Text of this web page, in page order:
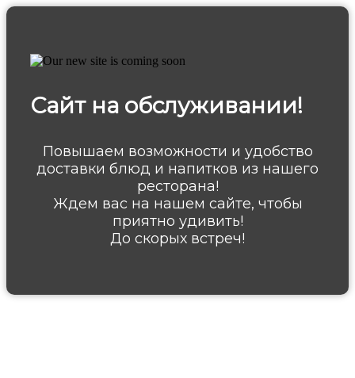
Сайт на обслуживании!
Повышаем возможности и удобство
доставки блюд и напитков из нашего
ресторана!
Ждем вас на нашем сайте, чтобы
приятно удивить!
До скорых встреч!